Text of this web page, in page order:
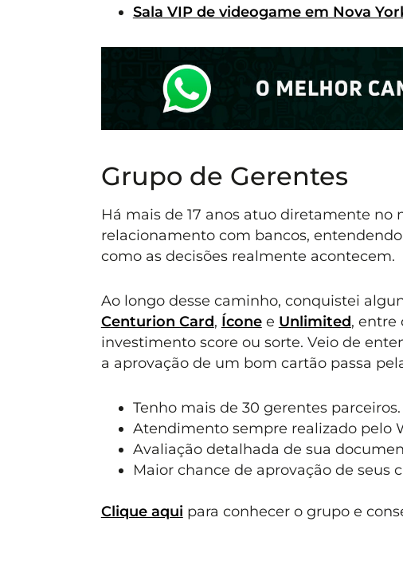
Sala VIP de videogame em Nova
Grupo de Gerentes
Há mais de 17 anos atuo diretamente
relacionamento com bancos,
como as decisões realmente acontecem.
Ao longo desse caminho, conquistei
Centurion Card, Íconee Unlimited, entre
investimento score ou sorte. Veio de
a aprovação de um bom cartão passa
Tenho mais de 30 gerentes parceiros.
Atendimento sempre realizado pelo
Avaliação detalhada de sua
Maior chance de aprovação de seus
Clique aqui para conhecer o grupo e